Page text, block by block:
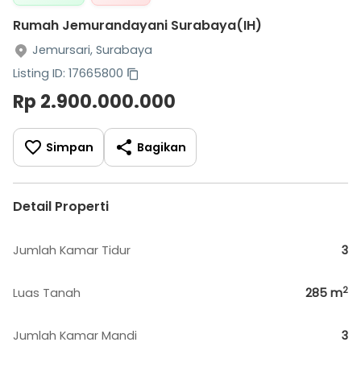
Rumah Jemurandayani Surabaya(IH)
Jemursari, Surabaya
Listing ID: 17665800
Rp 2.900.000.000
Simpan Bagikan
Detail Properti
Jumlah Kamar Tidur 3
Luas Tanah 285 m2
Jumlah Kamar Mandi 3